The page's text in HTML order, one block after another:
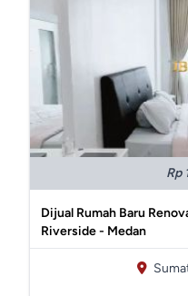
Rp
Dijual Rumah Baru
Riverside - Medan